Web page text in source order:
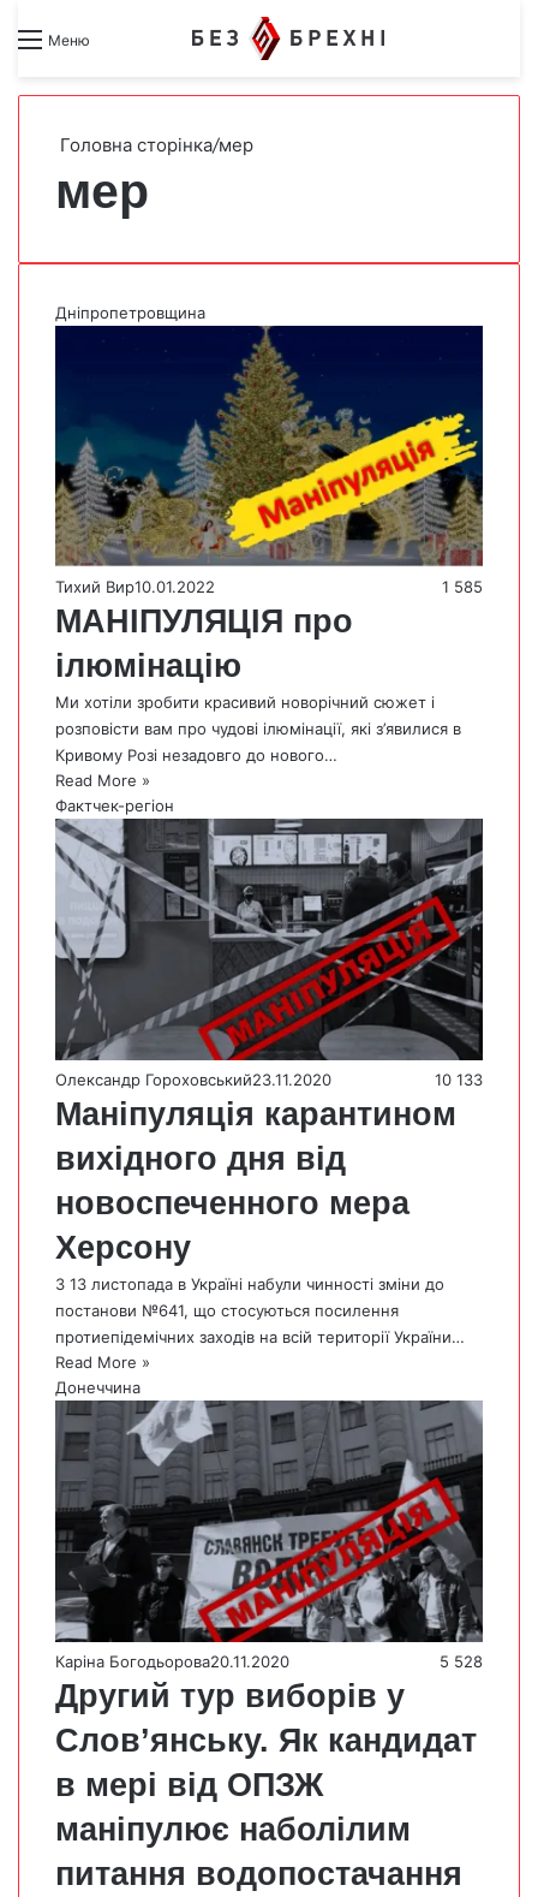
Меню Search forSwitch skin
Головна сторінка/мер
мер
Дніпропетровщина
Тихий Вир10.01.2022 1 585
МАНІПУЛЯЦІЯ про
ілюмінацію
Ми хотіли зробити красивий новорічний сюжет і
розповісти вам про чудові ілюмінації, які з’явилися в
Кривому Розі незадовго до нового…
Read More »
Фактчек-регіон
Олександр Гороховський23.11.2020 10 133
Маніпуляція карантином
вихідного дня від
новоспеченного мера
Херсону
З 13 листопада в Україні набули чинності зміни до
постанови №641, що стосуються посилення
протиепідемічних заходів на всій території України…
Read More »
Донеччина
Каріна Богодьорова20.11.2020 5 528
Другий тур виборів у
Слов’янську. Як кандидат
в мері від ОПЗЖ
маніпулює наболілим
питання водопостачання